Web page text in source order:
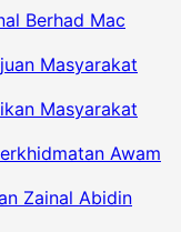
Berhad Mac
Masyarakat
Masyarakat
Awam
Zainal Abidin